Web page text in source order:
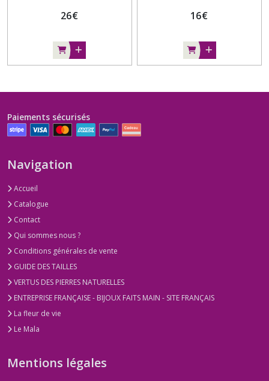
26€ 16€
Paiements sécurisés
Navigation
Accueil
Catalogue
Contact
Qui sommes nous ?
Conditions générales de vente
GUIDE DES TAILLES
VERTUS DES PIERRES NATURELLES
ENTREPRISE FRANÇAISE - BIJOUX FAITS MAIN - SITE FRANÇAIS
La fleur de vie
Le Mala
Mentions légales